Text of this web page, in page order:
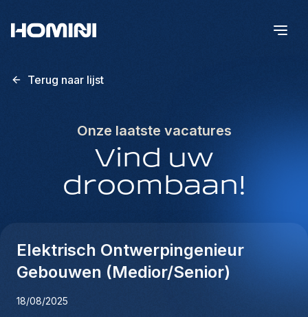
Terug naar lijst
Onze laatste vacatures
Vind uw
droombaan!
Elektrisch Ontwerpingenieur
Gebouwen (Medior/Senior)
18/08/2025